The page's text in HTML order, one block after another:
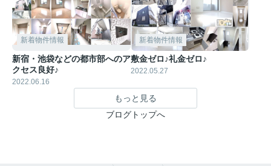
新着物件情報
新宿・池袋などの都市部へのア
クセス良好♪
2022.06.16
新着物件情報
敷金ゼロ♪礼金ゼロ♪
2022.05.27
もっと見る
ブログトップへ